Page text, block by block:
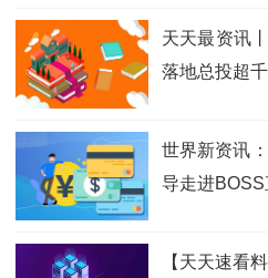
天天最资讯
落地总投超
世界新资讯
导走进
【天天速看